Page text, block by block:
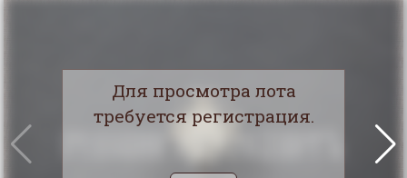
Для просмотра лота
требуется регистрация.